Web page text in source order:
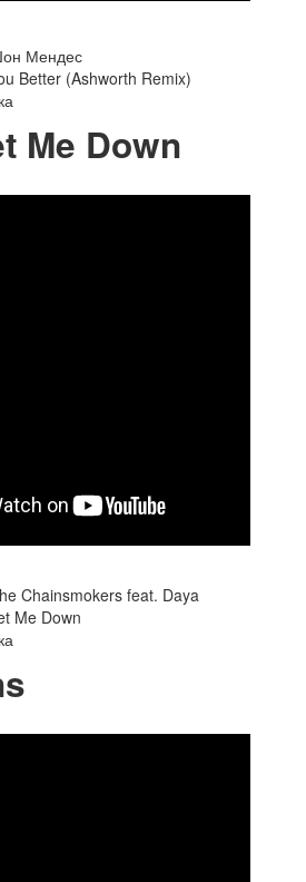
Мендес
Better (Ashworth Remix)
Me Down
Chainsmokers feat. Daya
Me Down